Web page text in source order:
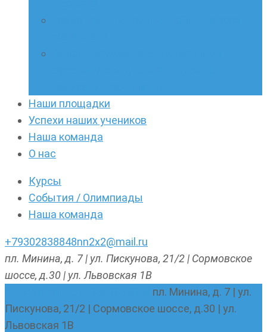
Наши площадки
Успехи наших учеников
Наша команда
О нас
Курсы
События / Олимпиады
Наша команда
+79302838848nn2x2@mail.ru
пл. Минина, д. 7 | ул. Пискунова, 21/2 | Сормовское
шоссе, д.30 | ул. Львовская 1В
пл. Минина, д. 7 | ул.
Пискунова, 21/2 | Сормовское шоссе, д.30 | ул.
Львовская 1В